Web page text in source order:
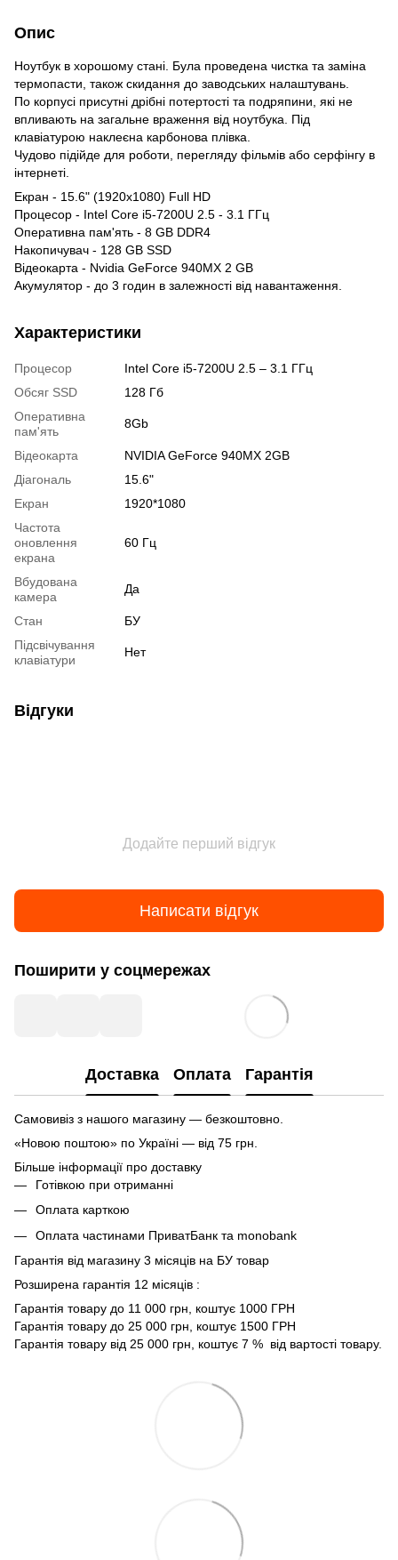
Опис
Ноутбук в хорошому стані. Була проведена чистка та заміна
термопасти, також скидання до заводських налаштувань.
По корпусі присутні дрібні потертості та подряпини, які не
впливають на загальне враження від ноутбука. Під
клавіатурою наклеєна карбонова плівка.
Чудово підійде для роботи, перегляду фільмів або серфінгу в
інтернеті.
Екран - 15.6" (1920х1080) Full HD
Процесор - Intel Core i5-7200U 2.5 - 3.1 ГГц
Оперативна пам'ять - 8 GB DDR4
Накопичувач - 128 GB SSD
Відеокарта - Nvidia GeForce 940MX 2 GB
Акумулятор - до 3 годин в залежності від навантаження.
Характеристики
Процесор
Intel Core i5-7200U 2.5 – 3.1 ГГц
Обсяг SSD
128 Гб
Оперативна
пам'ять
8Gb
Відеокарта
NVIDIA GeForce 940MX 2GB
Діагональ
15.6"
Екран
1920*1080
Частота
оновлення
екрана
60 Гц
Вбудована
камера
Да
Стан
БУ
Підсвічування
клавіатури
Нет
Відгуки
Додайте перший відгук
Написати відгук
Поширити у соцмережах
Доставка Оплата Гарантія
Самовивіз з нашого магазину — безкоштовно.
«Новою поштою» по Україні — від 75 грн.
Більше інформації про доставку
Готівкою при отриманні
Оплата карткою
Оплата частинами ПриватБанк та monobank
Гарантія від магазину 3 місяців на БУ товар
Розширена гарантія 12 місяців :
Гарантія товару до 11 000 грн, коштує 1000 ГРН
Гарантія товару до 25 000 грн, коштує 1500 ГРН
Гарантія товару від 25 000 грн, коштує 7 % від вартості товару.